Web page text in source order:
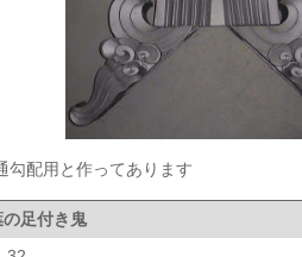
勾配用と作ってあります
足付き鬼